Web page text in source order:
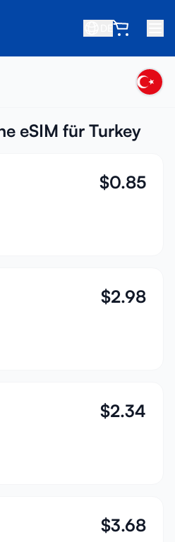
eSIM für Turkey
$0.85
$2.98
$2.34
$3.68